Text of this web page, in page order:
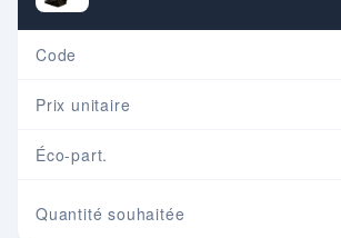
Code
Prix unitaire
Éco-part.
Quantité souhaitée